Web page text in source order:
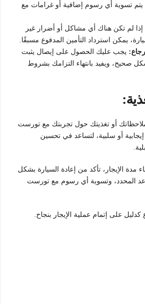
تسوية أي رسوم إضافية أو غرامات مع
إذا لم تكن هناك أي مشاكل أو أضرار غير
يمكن استرداد التأمين المدفوع مسبقًا.
يجب عليك الحصول على إيصال يثبت
صحيح، ويفيد بانتهاء التزامك بشروط
أو تغذيتك حول تجربتك مع تورست
أو سلبية، لتساعد في تحسين
مدة الإيجار، تأكد من إعادة السيارة بشكل
المحدد، وتسوية أي رسوم مع تورست
كدليل على إتمام عملية الإيجار بنجاح.